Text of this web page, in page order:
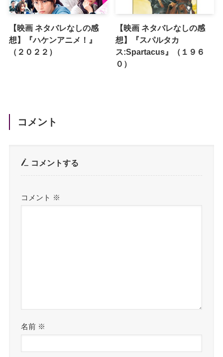
【映画 ネタバレなしの感
想】『ハケンアニメ！』
（２０２２）
【映画 ネタバレなしの感
想】『スパルタカ
ス:Spartacus』（１９６
０）
コメント
コメントする
コメント ※
名前 ※